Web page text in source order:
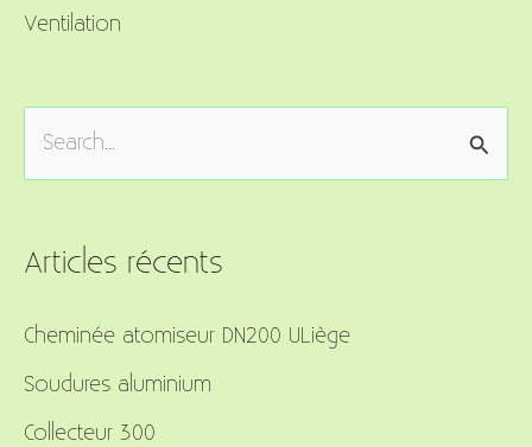
Ventilation
h
f
o
Articles récents
Cheminée atomiseur DN200 ULiège
Soudures aluminium
Collecteur 300